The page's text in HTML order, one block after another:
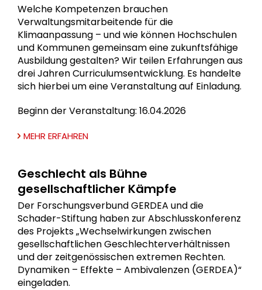
Welche Kompetenzen brauchen
Verwaltungsmitarbeitende für die
Klimaanpassung – und wie können Hochschulen
und Kommunen gemeinsam eine zukunftsfähige
Ausbildung gestalten? Wir teilen Erfahrungen aus
drei Jahren Curriculumsentwicklung. Es handelte
sich hierbei um eine Veranstaltung auf Einladung.
Beginn der Veranstaltung: 16.04.2026
MEHR ERFAHREN
Geschlecht als Bühne
gesellschaftlicher Kämpfe
Der Forschungsverbund GERDEA und die
Schader-Stiftung haben zur Abschlusskonferenz
des Projekts „Wechselwirkungen zwischen
gesellschaftlichen Geschlechterverhältnissen
und der zeitgenössischen extremen Rechten.
Dynamiken – Effekte – Ambivalenzen (GERDEA)“
eingeladen.